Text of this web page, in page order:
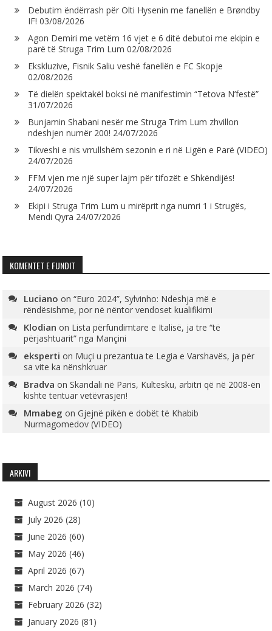
Debutim ëndërrash për Olti Hysenin me fanellën e Brøndby
IF! 03/08/2026
Agon Demiri me vetëm 16 vjet e 6 ditë debutoi me ekipin e
parë të Struga Trim Lum 02/08/2026
Ekskluzive, Fisnik Saliu veshë fanellën e FC Skopje
02/08/2026
Të dielën spektakël boksi në manifestimin “Tetova N’festë”
31/07/2026
Bunjamin Shabani nesër me Struga Trim Lum zhvillon
ndeshjen numër 200! 24/07/2026
Tikveshi e nis vrrullshëm sezonin e ri në Ligën e Parë (VIDEO)
24/07/2026
FFM vjen me një super lajm për tifozët e Shkëndijës!
24/07/2026
Ekipi i Struga Trim Lum u mirëprit nga numri 1 i Strugës,
Mendi Qyra 24/07/2026
KOMENTET E FUNDIT
Luciano on“Euro 2024”, Sylvinho: Ndeshja më e
rëndësishme, por në nëntor vendoset kualifikimi
Klodian on Lista përfundimtare e Italisë, ja tre “të
përjashtuarit” nga Mançini
eksperti on Muçi u prezantua te Legia e Varshavës, ja për
sa vite ka nënshkruar
Bradva onSkandali në Paris, Kultesku, arbitri që në 2008-ën
kishte tentuar vetëvrasjen!
Mmabeg onGjejnë pikën e dobët të Khabib
Nurmagomedov (VIDEO)
ARKIVI
August 2026 (10)
July 2026 (28)
June 2026 (60)
May 2026 (46)
April 2026 (67)
March 2026 (74)
February 2026 (32)
January 2026 (81)